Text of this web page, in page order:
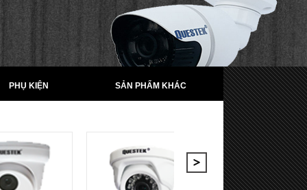
PHỤ KIỆN SẢN PHẨM KHÁC